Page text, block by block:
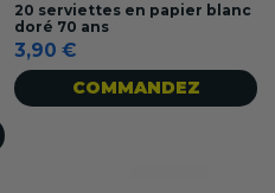
20 serviettes en papier blanc
doré 70 ans
3,90 €
COMMANDEZ